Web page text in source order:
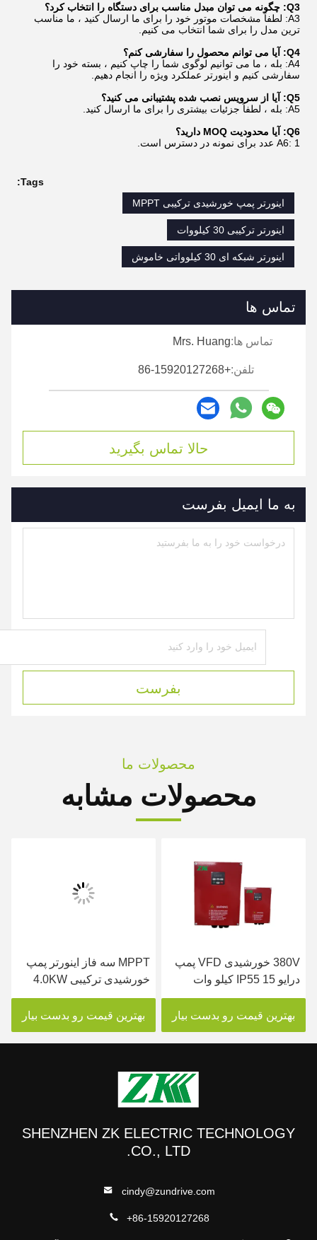
Q3: چگونه می توان مبدل مناسب برای دستگاه را انتخاب کرد؟
A3: لطفاً مشخصات موتور خود را برای ما ارسال کنید ، ما مناسب
ترین مدل را برای شما انتخاب می کنیم.
Q4: آیا می توانم محصول را سفارشی کنم؟
A4: بله ، ما می توانیم لوگوی شما را چاپ کنیم ، بسته خود را
سفارشی کنیم و اینورتر عملکرد ویژه را انجام دهیم.
Q5: آیا از سرویس نصب شده پشتیبانی می کنید؟
A5: بله ، لطفاً جزئیات بیشتری را برای ما ارسال کنید.
Q6: آیا محدودیت MOQ دارید؟
A6: 1 عدد برای نمونه در دسترس است.
Tags:
اینورتر پمپ خورشیدی ترکیبی MPPT
اینورتر ترکیبی 30 کیلووات
اینورتر شبکه ای 30 کیلوواتی خاموش
تماس ها
تماس ها:Mrs. Huang
تلفن:+86-15920127268
حالا تماس بگیرید
به ما ایمیل بفرست
بفرست
محصولات ما
محصولات مشابه
380V خورشیدی VFD پمپ
درایو IP55 15 کیلو وات
اینورتر خورشیدی سه فاز
بهترین قیمت رو بدست بیار
MPPT سه فاز اینورتر پمپ
خورشیدی ترکیبی 4.0KW
250VDC تا 800VDC
ورودی
بهترین قیمت رو بدست بیار
SHENZHEN ZK ELECTRIC TECHNOLOGY
CO., LTD.
cindy@zundrive.com
+86-15920127268